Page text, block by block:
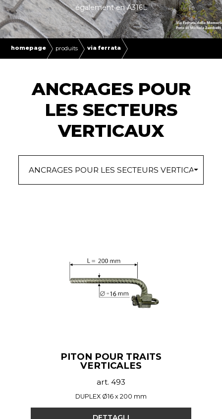
également en A316L
homepage produits via ferrata
ANCRAGES POUR
LES SECTEURS
VERTICAUX
PITON POUR TRAITS
VERTICALES
art. 493
DUPLEX Ø16 x 200 mm